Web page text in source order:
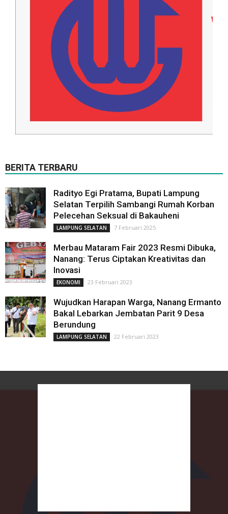
BERITA TERBARU
Radityo Egi Pratama, Bupati Lampung
Selatan Terpilih Sambangi Rumah Korban
Pelecehan Seksual di Bakauheni
LAMPUNG SELATAN 7 Februari 2025
Merbau Mataram Fair 2023 Resmi Dibuka,
Nanang: Terus Ciptakan Kreativitas dan
Inovasi
EKONOMI 23 Februari 2023
Wujudkan Harapan Warga, Nanang Ermanto
Bakal Lebarkan Jembatan Parit 9 Desa
Berundung
LAMPUNG SELATAN 22 Februari 2023